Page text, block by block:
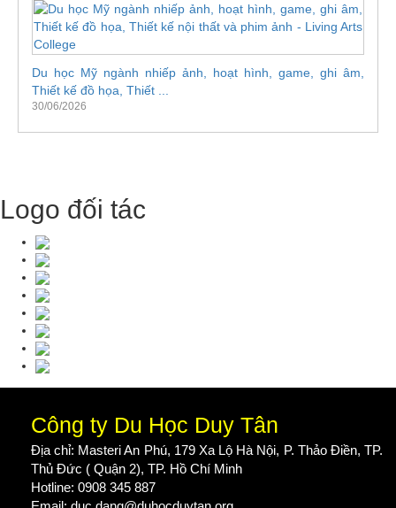
Du học Mỹ ngành nhiếp ảnh, hoạt hình, game, ghi âm,
Thiết kế đồ họa, Thiết ...
30/06/2026
Logo đối tác
Công ty Du Học Duy Tân
Địa chỉ: Masteri An Phú, 179 Xa Lộ Hà Nội, P. Thảo Điền, TP.
Thủ Đức ( Quận 2), TP. Hồ Chí Minh
Hotline: 0908 345 887